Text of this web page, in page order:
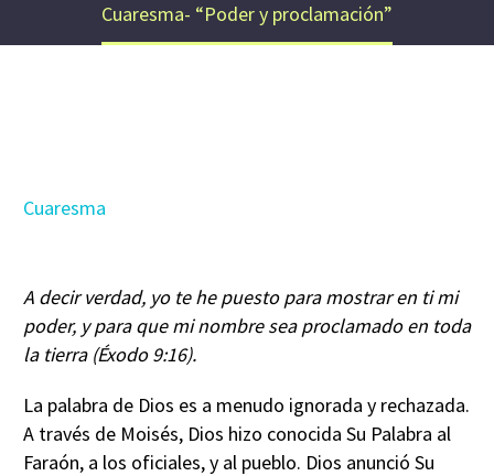
Cuaresma- “Poder y proclamación”
Cuaresma
A decir verdad, yo te he puesto para mostrar en ti mi
poder, y para que mi nombre sea proclamado en toda
la tierra (Éxodo 9:16).
La palabra de Dios es a menudo ignorada y rechazada.
A través de Moisés, Dios hizo conocida Su Palabra al
Faraón, a los oficiales, y al pueblo. Dios anunció Su